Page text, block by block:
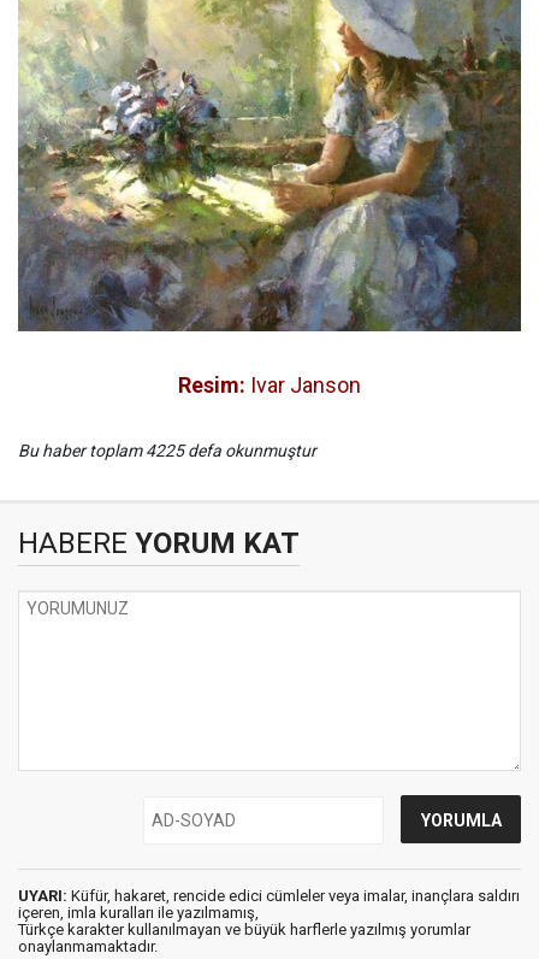
Resim: Ivar Janson
Bu haber toplam 4225 defa okunmuştur
HABERE YORUM KAT
UYARI: Küfür, hakaret, rencide edici cümleler veya imalar, inançlara saldırı
içeren, imla kuralları ile yazılmamış,
Türkçe karakter kullanılmayan ve büyük harflerle yazılmış yorumlar
onaylanmamaktadır.